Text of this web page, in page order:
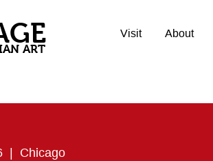
ART
Visit About
Chicago